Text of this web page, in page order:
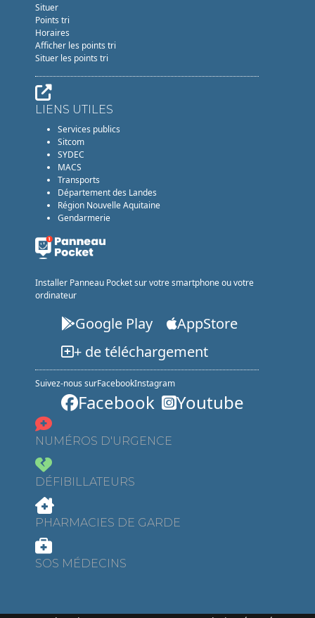
Situer
Points tri
Horaires
Afficher les points tri
Situer les points tri
LIENS UTILES
Services publics
Sitcom
SYDEC
MACS
Transports
Département des Landes
Région Nouvelle Aquitaine
Gendarmerie
Installer Panneau Pocket sur votre smartphone ou votre
ordinateur
Google Play
AppStore
+ de téléchargement
Suivez-nous surFacebookInstagram
Facebook Youtube
NUMÉROS D'URGENCE
DÉFIBILLATEURS
PHARMACIES DE GARDE
SOS MÉDECINS